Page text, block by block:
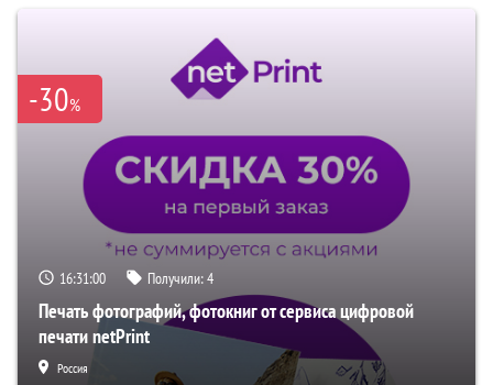
-30%
16:31:00 Получили:4
Печать фотографий, фотокниг от сервиса цифровой
печати netPrint
Россия